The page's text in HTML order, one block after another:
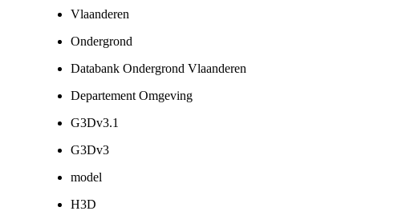
Vlaanderen
Ondergrond
Databank Ondergrond Vlaanderen
Departement Omgeving
G3Dv3.1
G3Dv3
model
H3D